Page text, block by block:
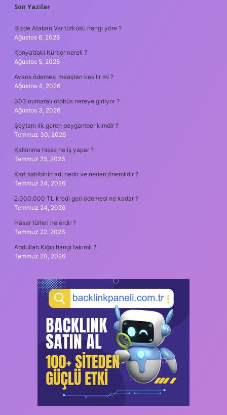
SIDEBAR
Son Yazılar
Bizde Atabarı Var türküsü hangi yöre ?
Ağustos 6, 2026
Konya’daki Kürtler nereli ?
Ağustos 5, 2026
Avans ödemesi maaştan kesilir mi ?
Ağustos 4, 2026
303 numaralı otobüs nereye gidiyor ?
Ağustos 3, 2026
Şeytanı ılk goren peygamber kimdir ?
Temmuz 30, 2026
Kalkınma hisse ne iş yapar ?
Temmuz 25, 2026
Kart sahibinin adı nedir ve neden önemlidir ?
Temmuz 24, 2026
2.000.000 TL kredi geri ödemesi ne kadar ?
Temmuz 24, 2026
Hasar türleri nelerdir ?
Temmuz 22, 2026
Abdullah Kığılı hangi takımlı ?
Temmuz 20, 2026